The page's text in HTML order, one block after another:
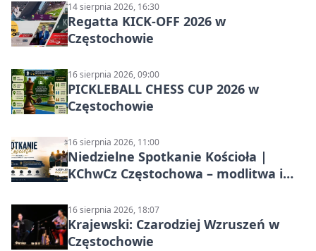
14 sierpnia 2026, 16:30
Regatta KICK-OFF 2026 w
Częstochowie
16 sierpnia 2026, 09:00
PICKLEBALL CHESS CUP 2026 w
Częstochowie
16 sierpnia 2026, 11:00
Niedzielne Spotkanie Kościoła |
KChwCz Częstochowa – modlitwa i
16 sierpnia 2026, 18:07
Krajewski: Czarodziej Wzruszeń w
Częstochowie